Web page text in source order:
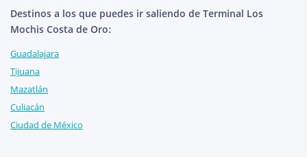
Destinos a los que puedes ir saliendo de Terminal Los
Mochis Costa de Oro:
Guadalajara
Tijuana
Mazatlán
Culiacán
Ciudad de México